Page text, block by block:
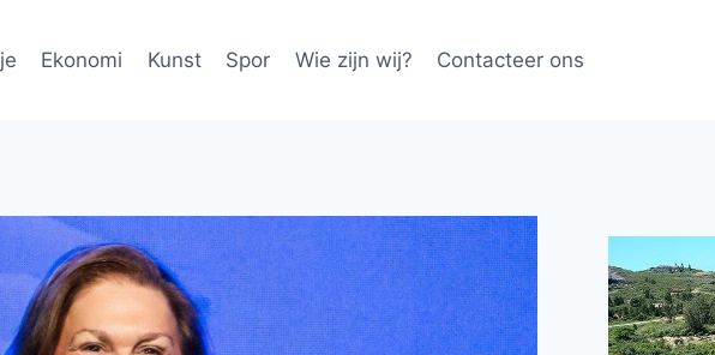
Ekonomi Kunst Spor Wie zijn wij? Contacteer ons